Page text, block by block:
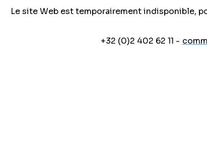
Le site Web est temporairement indisponible,
+32 (0)2 402 62 11 -